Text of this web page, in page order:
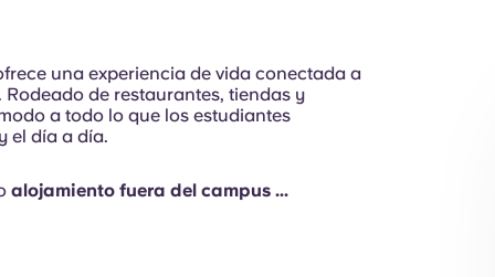
una experiencia de vida conectada a
de restaurantes, tiendas y
a todo lo que los estudiantes
el día a día.
alojamiento fuera del campus ...